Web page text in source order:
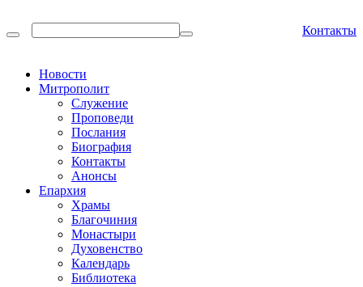
Контакты
Новости
Митрополит
Служение
Проповеди
Послания
Биография
Контакты
Анонсы
Епархия
Храмы
Благочиния
Монастыри
Духовенство
Календарь
Библиотека